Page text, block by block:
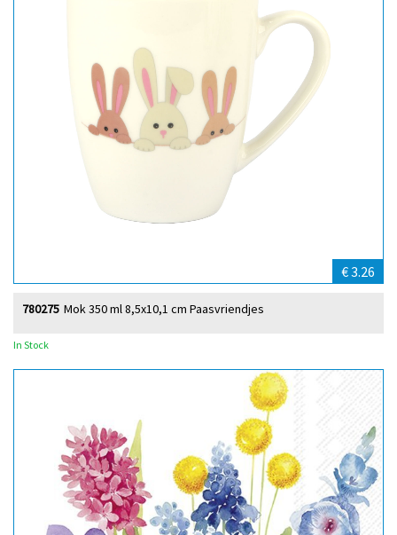
€ 3.26
Mok 350 ml 8,5x10,1 cm Paasvriendjes
780275
In Stock